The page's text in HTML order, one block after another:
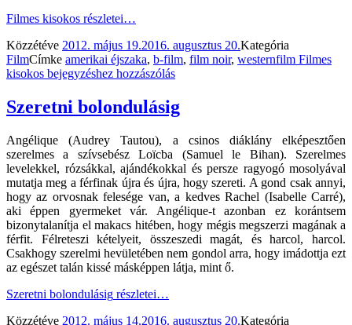
Filmes kisokos részletei…
Közzétéve 2012. május 19.2016. augusztus 20.Kategória
FilmCímke amerikai éjszaka, b-film, film noir, westernfilm Filmes
kisokos bejegyzéshez hozzászólás
Szeretni bolondulásig
Angélique (Audrey Tautou), a csinos diáklány elképesztően
szerelmes a szívsebész Loïcba (Samuel le Bihan). Szerelmes
levelekkel, rózsákkal, ajándékokkal és persze ragyogó mosolyával
mutatja meg a férfinak újra és újra, hogy szereti. A gond csak annyi,
hogy az orvosnak felesége van, a kedves Rachel (Isabelle Carré),
aki éppen gyermeket vár. Angélique-t azonban ez korántsem
bizonytalanítja el makacs hitében, hogy mégis megszerzi magának a
férfit. Félreteszi kételyeit, összeszedi magát, és harcol, harcol.
Csakhogy szerelmi hevületében nem gondol arra, hogy imádottja ezt
az egészet talán kissé másképpen látja, mint ő.
Szeretni bolondulásig részletei…
Közzétéve 2012. május 14.2016. augusztus 20.Kategória